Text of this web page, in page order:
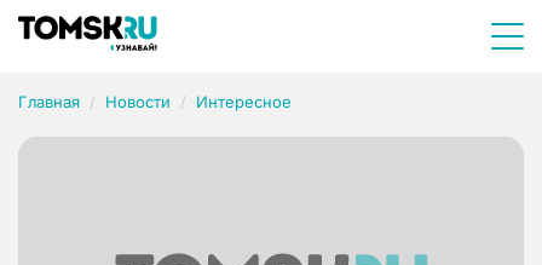
Главная Новости Интересное